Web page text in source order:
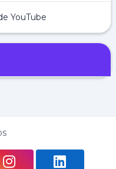
YouTube